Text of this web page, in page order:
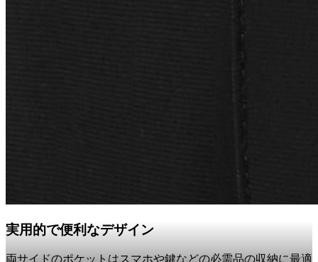
実用的で便利なデザイン
両サイドのポケットはスマホや鍵などの必需品の収納に最適